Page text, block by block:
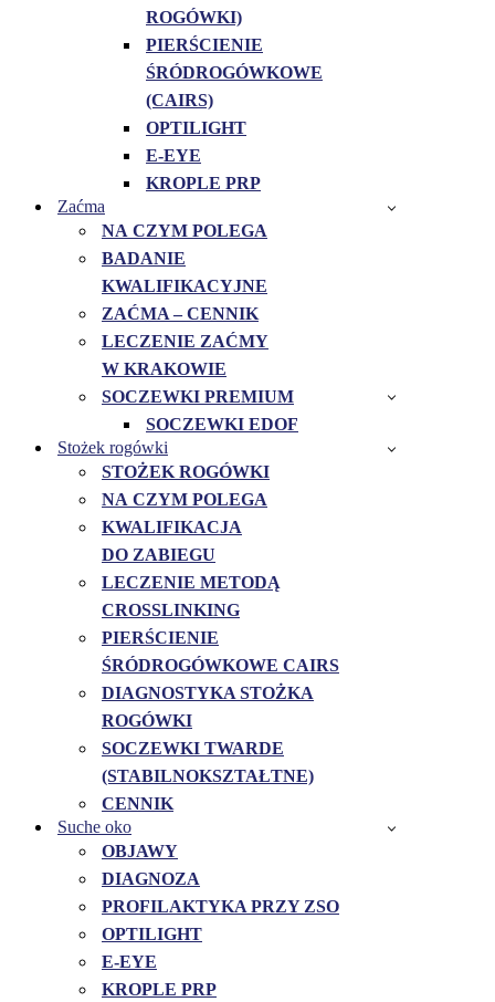
ROGÓWKI)
PIERŚCIENIE
ŚRÓDROGÓWKOWE
(CAIRS)
OPTILIGHT
E-EYE
KROPLE PRP
Zaćma
NA CZYM POLEGA
BADANIE
KWALIFIKACYJNE
ZAĆMA – CENNIK
LECZENIE ZAĆMY
W KRAKOWIE
SOCZEWKI PREMIUM
SOCZEWKI EDOF
Stożek rogówki
STOŻEK ROGÓWKI
NA CZYM POLEGA
KWALIFIKACJA
DO ZABIEGU
LECZENIE METODĄ
CROSSLINKING
PIERŚCIENIE
ŚRÓDROGÓWKOWE CAIRS
DIAGNOSTYKA STOŻKA
ROGÓWKI
SOCZEWKI TWARDE
(STABILNOKSZTAŁTNE)
CENNIK
Suche oko
OBJAWY
DIAGNOZA
PROFILAKTYKA PRZY ZSO
OPTILIGHT
E-EYE
KROPLE PRP